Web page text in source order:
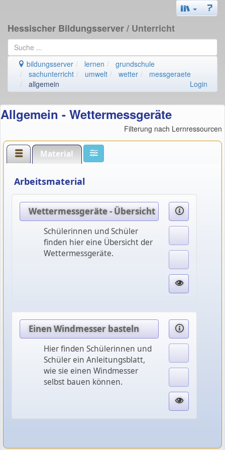
Hessischer Bildungsserver/ Unterricht
bildungsserver lernen
grundschule
sachunterricht
umwelt wetter
messgeraete
allgemein
Login
Allgemein - Wettermessgeräte
Filterung nach Lernressourcen
Material
Arbeitsmaterial
Wettermessgeräte - Übersicht
Schülerinnen und Schüler
finden hier eine Übersicht der
Wettermessgeräte.
Einen Windmesser basteln
Hier finden Schülerinnen und
Schüler ein Anleitungsblatt,
wie sie einen Windmesser
selbst bauen können.